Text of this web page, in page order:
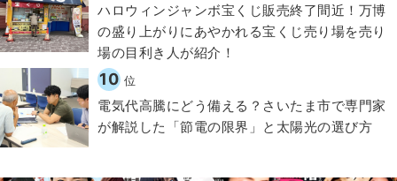
ハロウィンジャンボ宝くじ販売終了間近！万博
の盛り上がりにあやかれる宝くじ売り場を売り
場の目利き人が紹介！
10 位
電気代高騰にどう備える？さいたま市で専門家
が解説した「節電の限界」と太陽光の選び方